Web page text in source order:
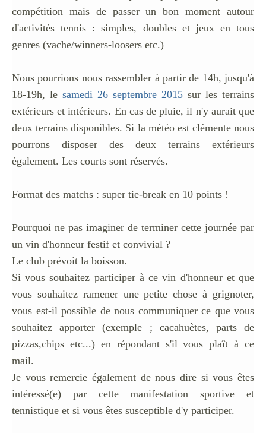
compétition mais de passer un bon moment autour
d'activités tennis : simples, doubles et jeux en tous
genres (vache/winners-loosers etc.)
Nous pourrions nous rassembler à partir de 14h, jusqu'à
18-19h, le samedi 26 septembre 2015 sur les terrains
extérieurs et intérieurs. En cas de pluie, il n'y aurait que
deux terrains disponibles. Si la météo est clémente nous
pourrons disposer des deux terrains extérieurs
également. Les courts sont réservés.
Format des matchs : super tie-break en 10 points !
Pourquoi ne pas imaginer de terminer cette journée par
un vin d'honneur festif et convivial ?
Le club prévoit la boisson.
Si vous souhaitez participer à ce vin d'honneur et que
vous souhaitez ramener une petite chose à grignoter,
vous est-il possible de nous communiquer ce que vous
souhaitez apporter (exemple ; cacahuètes, parts de
pizzas,chips etc...) en répondant s'il vous plaît à ce
mail.
Je vous remercie également de nous dire si vous êtes
intéressé(e) par cette manifestation sportive et
tennistique et si vous êtes susceptible d'y participer.